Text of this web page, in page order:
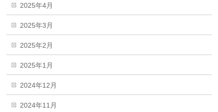
2025年4月
2025年3月
2025年2月
2025年1月
2024年12月
2024年11月